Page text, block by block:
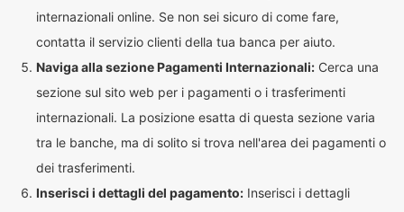
internazionali online. Se non sei sicuro di come fare,
contatta il servizio clienti della tua banca per aiuto.
Naviga alla sezione Pagamenti Internazionali: Cerca una
sezione sul sito web per i pagamenti o i trasferimenti
internazionali. La posizione esatta di questa sezione varia
tra le banche, ma di solito si trova nell'area dei pagamenti o
dei trasferimenti.
Inserisci i dettagli del pagamento: Inserisci i dettagli